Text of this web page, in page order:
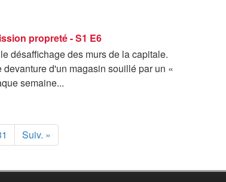
propreté - S1 E6
désaffichage des murs de la capitale.
d'un magasin souillé par un «
semaine...
Suiv. »